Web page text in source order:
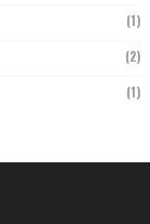
(1)
(2)
(1)